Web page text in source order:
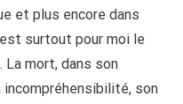
et plus encore dans
surtout pour moi le
mort, dans son
son